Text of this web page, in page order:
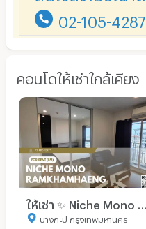
02-105-4287
คอนโดให้เช่าใกล้เคียง
บางกะปิ กรุงเทพมหานคร